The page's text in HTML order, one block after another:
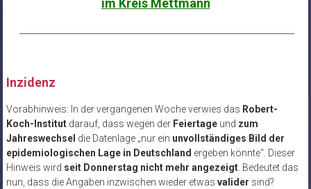
Inzidenz
Vorabhinweis: In der vergangenen Woche verwies das Robert-
Koch-Institutdarauf, dass wegen der Feiertageund zum
Jahreswechsel die Datenlage „nur ein unvollständiges Bild der
epidemiologischen Lage in Deutschland ergeben könnte“. Dieser
Hinweis wird seit Donnerstag nicht mehr angezeigt. Bedeutet das
nun, dass die Angaben inzwischen wieder etwas valider sind?